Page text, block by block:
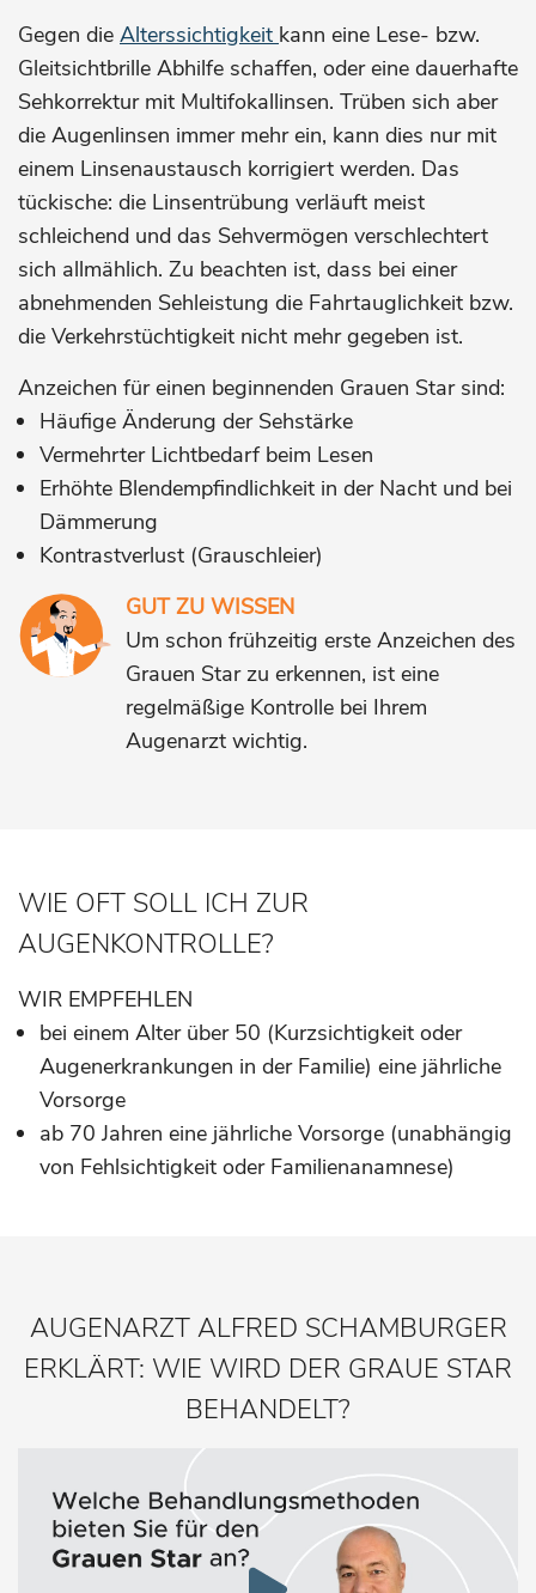
Gegen die Alterssichtigkeit kann eine Lese- bzw.
Gleitsichtbrille Abhilfe schaffen, oder eine dauerhafte
Sehkorrektur mit Multifokallinsen. Trüben sich aber
die Augenlinsen immer mehr ein, kann dies nur mit
einem Linsenaustausch korrigiert werden. Das
tückische: die Linsentrübung verläuft meist
schleichend und das Sehvermögen verschlechtert
sich allmählich. Zu beachten ist, dass bei einer
abnehmenden Sehleistung die Fahrtauglichkeit bzw.
die Verkehrstüchtigkeit nicht mehr gegeben ist.
Anzeichen für einen beginnenden Grauen Star sind:
Häufige Änderung der Sehstärke
Vermehrter Lichtbedarf beim Lesen
Erhöhte Blendempfindlichkeit in der Nacht und bei
Dämmerung
Kontrastverlust (Grauschleier)
GUT ZU WISSEN
Um schon frühzeitig erste Anzeichen des
Grauen Star zu erkennen, ist eine
regelmäßige Kontrolle bei Ihrem
Augenarzt wichtig.
WIE OFT SOLL ICH ZUR
AUGENKONTROLLE?
WIR EMPFEHLEN
bei einem Alter über 50 (Kurzsichtigkeit oder
Augenerkrankungen in der Familie) eine jährliche
Vorsorge
ab 70 Jahren eine jährliche Vorsorge (unabhängig
von Fehlsichtigkeit oder Familienanamnese)
AUGENARZT ALFRED SCHAMBURGER
ERKLÄRT: WIE WIRD DER GRAUE STAR
BEHANDELT?